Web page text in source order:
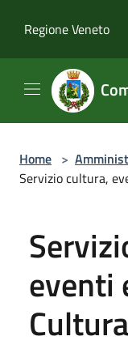
Regione Veneto
Home >
Servizio cultura,
eventi
Cultura